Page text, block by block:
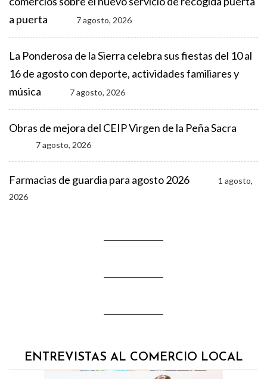
a puerta
7 agosto, 2026
La Ponderosa de la Sierra celebra sus fiestas del 10 al
16 de agosto con deporte, actividades familiares y
música
7 agosto, 2026
Obras de mejora del CEIP Virgen de la Peña Sacra
7 agosto, 2026
Farmacias de guardia para agosto 2026
1 agosto,
2026
ENTREVISTAS AL COMERCIO LOCAL